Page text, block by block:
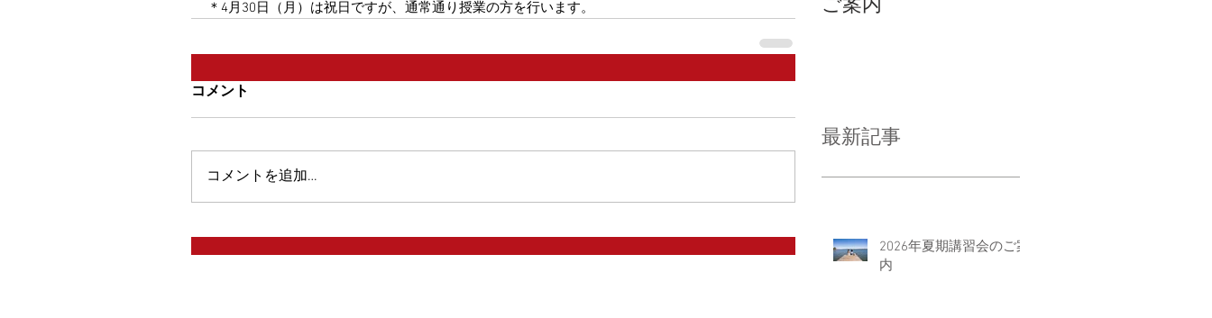
＊4月30日（月）は祝日ですが、通常通り授業の方を行います。
コメント
コメントを追加…
ご案内
最新記事
2026年夏期講習会のご案
内